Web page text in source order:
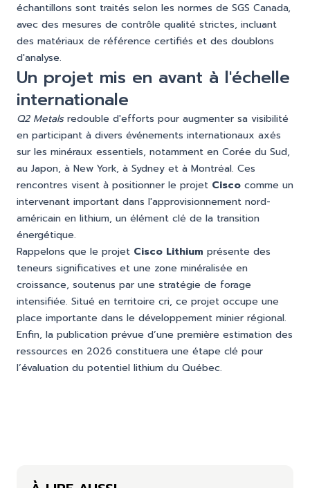
échantillons sont traités selon les normes de SGS Canada,
avec des mesures de contrôle qualité strictes, incluant
des matériaux de référence certifiés et des doublons
d'analyse.
Un projet mis en avant à l'échelle
internationale
Q2 Metalsredouble d'efforts pour augmenter sa visibilité
en participant à divers événements internationaux axés
sur les minéraux essentiels, notamment en Corée du Sud,
au Japon, à New York, à Sydney et à Montréal. Ces
rencontres visent à positionner le projet Cisco comme un
intervenant important dans l'approvisionnement nord-
américain en lithium, un élément clé de la transition
énergétique.
Rappelons que le projet Cisco Lithium présente des
teneurs significatives et une zone minéralisée en
croissance, soutenus par une stratégie de forage
intensifiée. Situé en territoire cri, ce projet occupe une
place importante dans le développement minier régional.
Enfin, la publication prévue d’une première estimation des
ressources en 2026 constituera une étape clé pour
l’évaluation du potentiel lithium du Québec.